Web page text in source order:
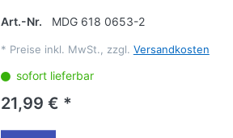
Art.-Nr. MDG 618 0653-2
* Preise inkl. MwSt., zzgl. Versandkosten
sofort lieferbar
21,99 € *